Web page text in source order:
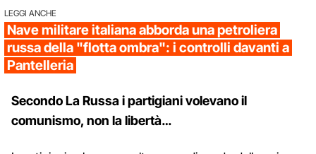
LEGGI ANCHE
Nave militare italiana abborda una petroliera
russa della "flotta ombra": i controlli davanti a
Pantelleria
Secondo La Russa i partigiani volevano il
comunismo, non la libertà…